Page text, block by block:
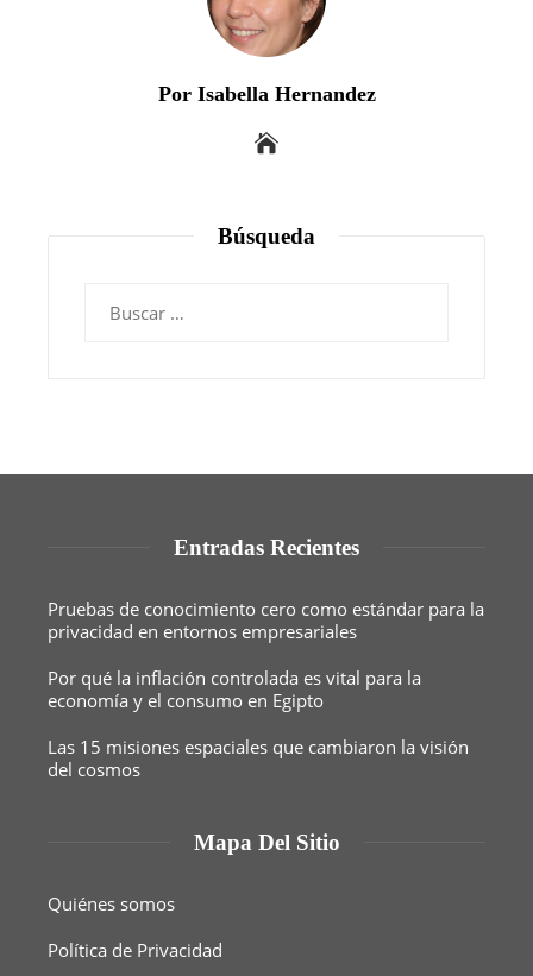
Por Isabella Hernandez
Búsqueda
Entradas Recientes
Pruebas de conocimiento cero como estándar para la
privacidad en entornos empresariales
Por qué la inflación controlada es vital para la
economía y el consumo en Egipto
Las 15 misiones espaciales que cambiaron la visión
del cosmos
Mapa Del Sitio
Quiénes somos
Política de Privacidad